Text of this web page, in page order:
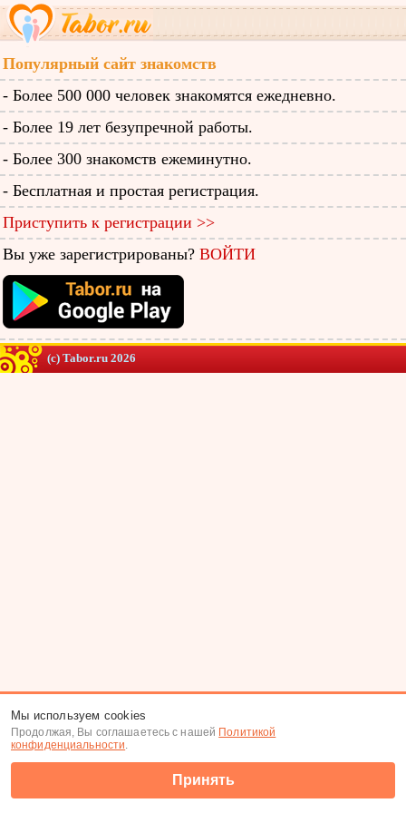
Популярный сайт знакомств
- Более 500 000 человек знакомятся ежедневно.
- Более 19 лет безупречной работы.
- Более 300 знакомств ежеминутно.
- Бесплатная и простая регистрация.
Приступить к регистрации >>
Вы уже зарегистрированы? ВОЙТИ
(c) Tabor.ru 2026
Мы используем cookies
Продолжая, Вы соглашаетесь с нашей Политикой
конфиденциальности.
Принять